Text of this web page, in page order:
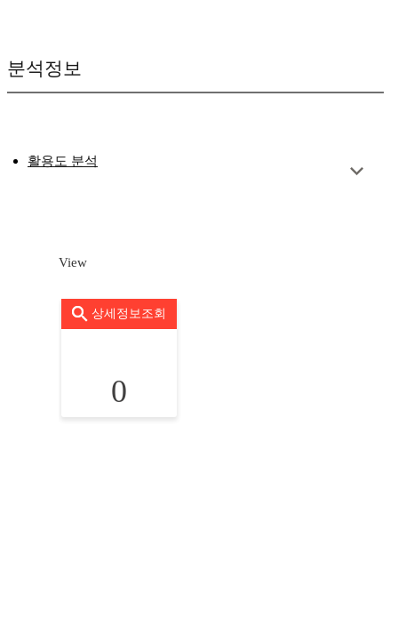
분석정보
활용도 분석
View
상세정보조회
0